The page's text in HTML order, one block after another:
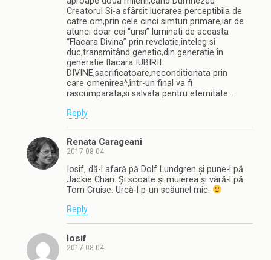
Creatorul Si-a sfârsit lucrarea perceptibila de
catre om,prin cele cinci simturi primare,iar de
atunci doar cei “unsi” luminati de aceasta
“Flacara Divina” prin revelatie,înteleg si
duc,transmitând genetic,din generatie în
generatie flacara IUBIRII
DIVINE,sacrificatoare,neconditionata prin
care omenirea^,într-un final va fi
rascumparata,si salvata pentru eternitate…
Reply
Renata Carageani
2017-08-04
Iosif, dă-l afară pă Dolf Lundgren și pune-l pă
Jackie Chan. Și scoate și muierea și vâră-l pă
Tom Cruise. Urcă-l p-un scăunel mic.
Reply
Iosif
2017-08-04